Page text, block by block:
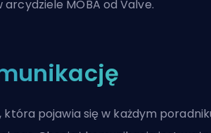
MOBA od Valve.
która pojawia się w każdym